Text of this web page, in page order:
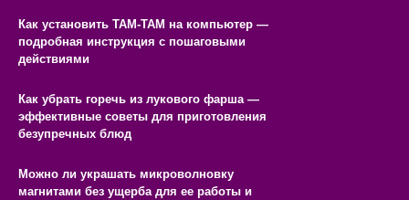
Как установить ТАМ-ТАМ на компьютер —
подробная инструкция с пошаговыми
действиями
Как убрать горечь из лукового фарша —
эффективные советы для приготовления
безупречных блюд
Можно ли украшать микроволновку
магнитами без ущерба для ее работы и